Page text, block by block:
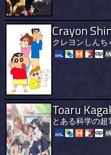
Crayon
クレヨンしんち
Toaru
とある科学の超